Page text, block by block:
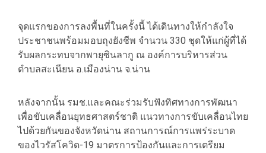
จุดแรกของการลงพื้นที่ในครั้งนี้ ได้เดินทางให้กำลังใจ
ประชาชนพร้อมมอบถุงยังชีพ จำนวน 330 ชุดให้แก่ผู้ที่ได้
รับผลกระทบจากพายุซินลากู ณ องค์การบริหารส่วน
ตำบลสะเนียน อ.เมืองน่าน จ.น่าน
หลังจากนั้น รมช.และคณะร่วมรับฟังทิศทางการพัฒนา
เพื่อขับเคลื่อนยุทธศาสตร์ชาติ แนวทางการขับเคลื่อนไทย
ไปด้วยกันของจังหวัดน่าน สถานการณ์การแพร่ระบาด
ของไวรัสโควิด-19 มาตรการป้องกันและการเตรียม